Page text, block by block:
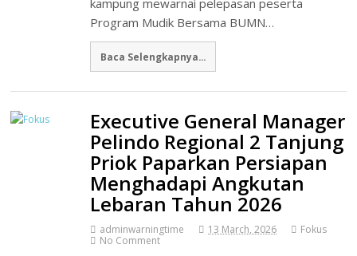
kampung mewarnai pelepasan peserta
Program Mudik Bersama BUMN…
Baca Selengkapnya...
Executive General Manager
Pelindo Regional 2 Tanjung
Priok Paparkan Persiapan
Menghadapi Angkutan
Lebaran Tahun 2026
adminwarningtime 13 March, 2026
Fokus
No Comment